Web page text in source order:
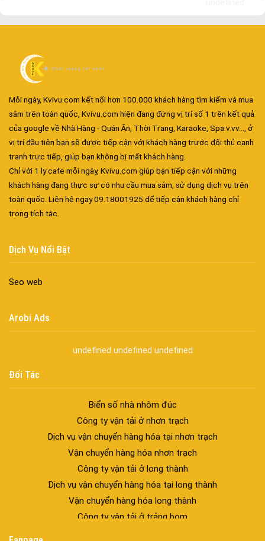
Mỗi ngày, Kvivu.com kết nối hơn 100.000 khách hàng tìm kiếm và mua
sắm trên toàn quốc, Kvivu.com hiện đang đứng vị trí số 1 trên kết quả
của google về Nhà Hàng - Quán Ăn, Thời Trang, Karaoke, Spa.v.vv..., ở
vị trí đầu tiên bạn sẽ được tiếp cận với khách hàng trước đối thủ cạnh
tranh trực tiếp, giúp bạn không bị mất khách hàng.
Chỉ với 1 ly cafe mỗi ngày, Kvivu.com giúp bạn tiếp cận với những
khách hàng đang thực sự có nhu cầu mua sắm, sử dụng dịch vụ trên
toàn quốc. Liên hệ ngay 09.18001925 để tiếp cận khách hàng chỉ
trong tích tắc.
Dịch Vụ Nổi Bật
Seo web
Arobi Ads
undefined undefined undefined
Đối Tác
Đa dạng màu sắc cửa nhôm – Tối ưu màu sắc Kiến Trúc
Cửa nhôm chống gió mưa – Hiên ngang giữa thời tiết khắc
nghiệt
Cửa nhôm kín nước kín khí – Bình yên với những tác nhân bên
ngoài
Cửa nhôm cách âm – Sự yên bình trong nhịp sống hiện đại
Cửa nhôm thông gió – Đưa sinh khí vào ngôi nhà của bạn
Cửa nhôm xếp trượt – Kết nối không gian sống
Cửa sổ trượt đứng – Điểm nhấn sáng tạo trong kiến trúc
Cửa thép vân gỗ Nhật Bản – Mảnh ghép cho phong cách kiến
Công ty vận tải ở nhơn trạch
Dịch vụ vận chuyển hàng hóa tại nhơn trạch
Vận chuyển hàng hóa nhơn trạch
Công ty vận tải ở long thành
Dịch vụ vận chuyển hàng hóa tại long thành
Vận chuyển hàng hóa long thành
Công ty vận tải ở trảng bom
Dịch vụ vận chuyển hàng hóa tại trảng bom
Vận chuyển hàng hóa trảng bom